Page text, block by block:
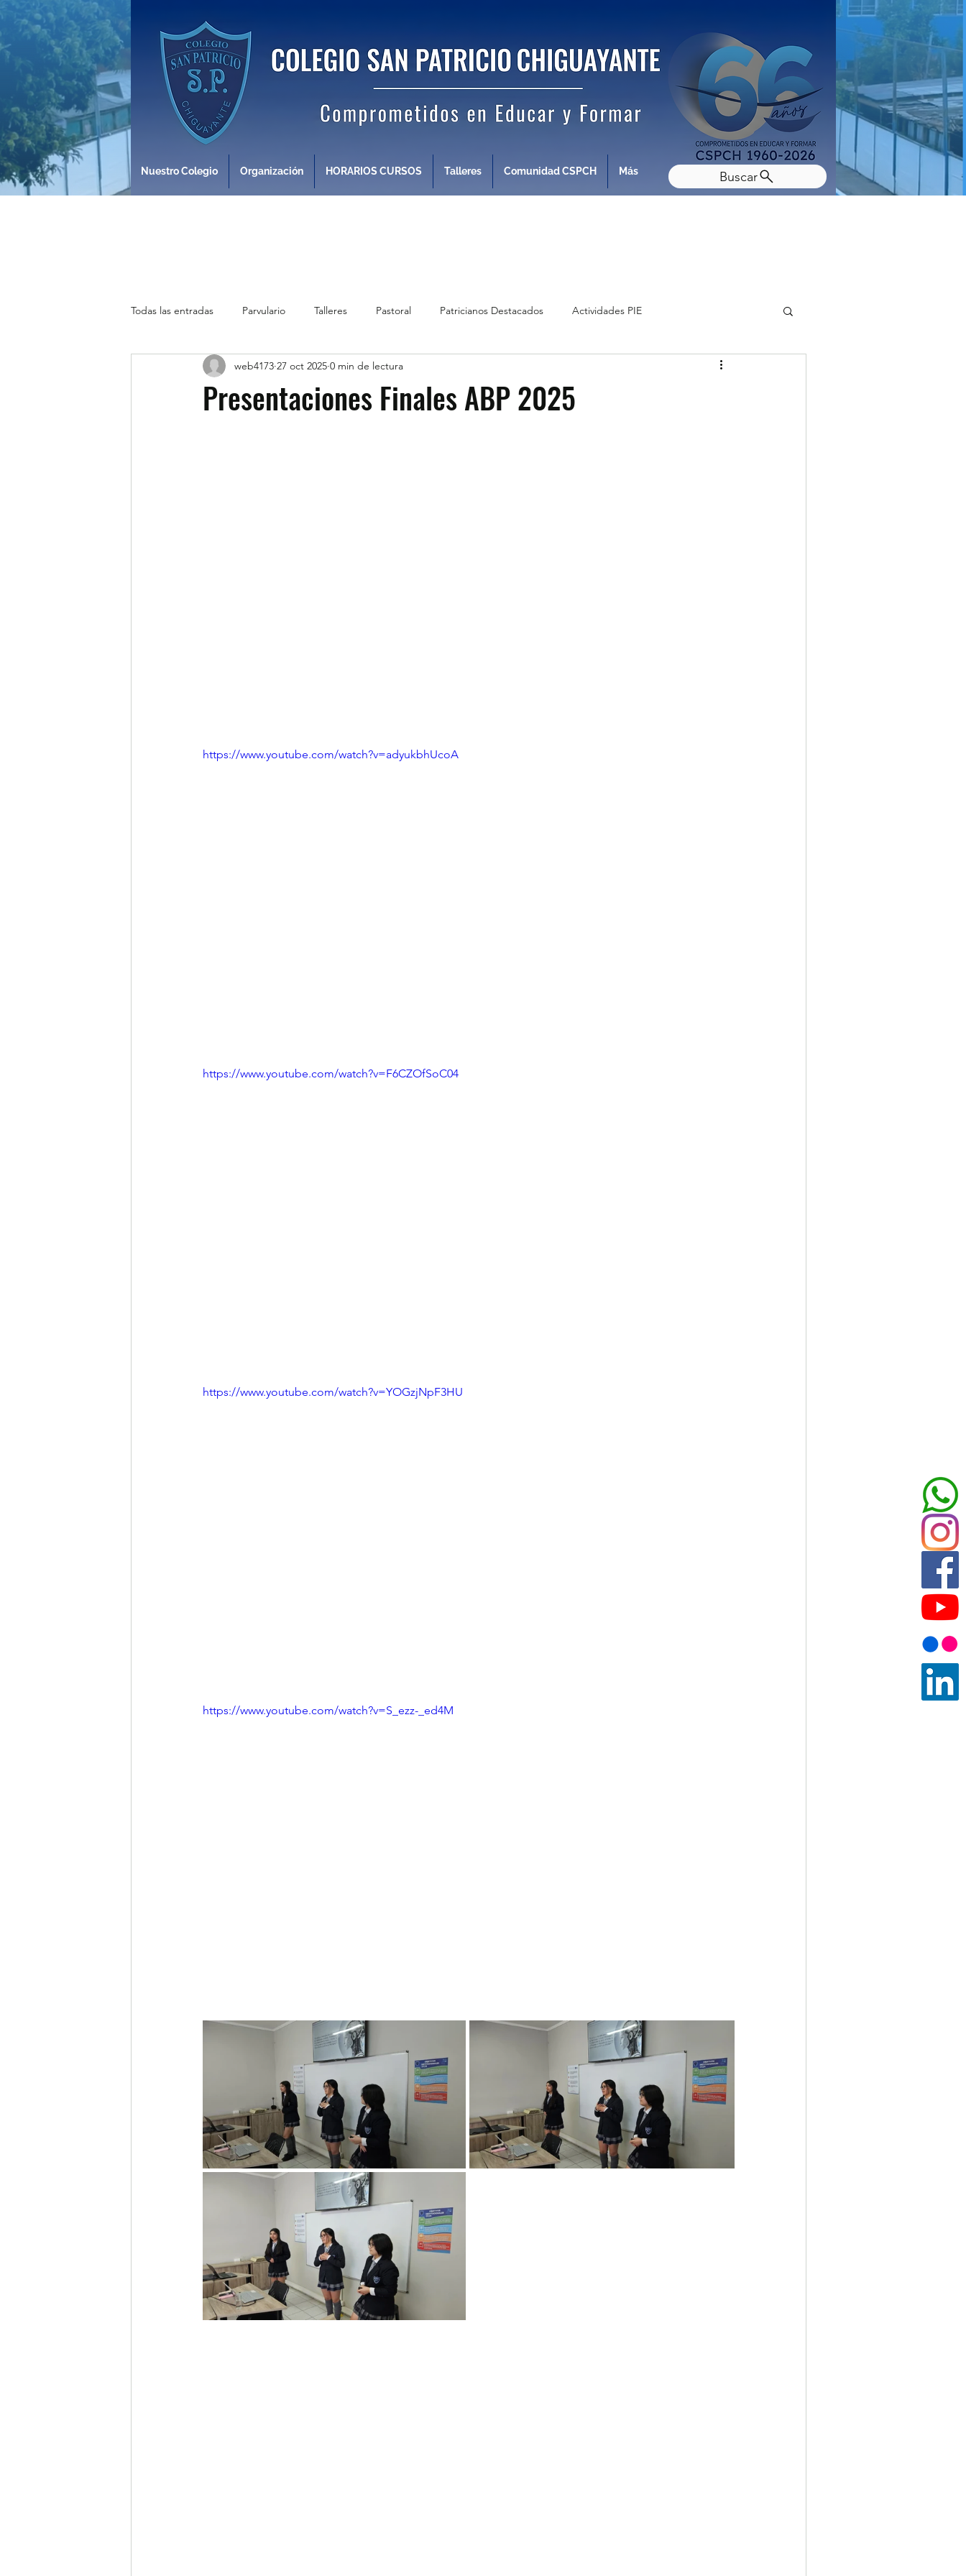
Nuestro Colegio Organización HORARIOS CURSOS Talleres Comunidad CSPCH Más Buscar
Todas las entradas Parvulario Talleres Pastoral Patricianos Destacados Actividades PIE
Presentaciones Finales ABP 2025
web4173 27 oct 2025 0 min de lectura
https://www.youtube.com/watch?v=adyukbhUcoA
https://www.youtube.com/watch?v=F6CZOfSoC04
https://www.youtube.com/watch?v=YOGzjNpF3HU
https://www.youtube.com/watch?v=S_ezz-_ed4M